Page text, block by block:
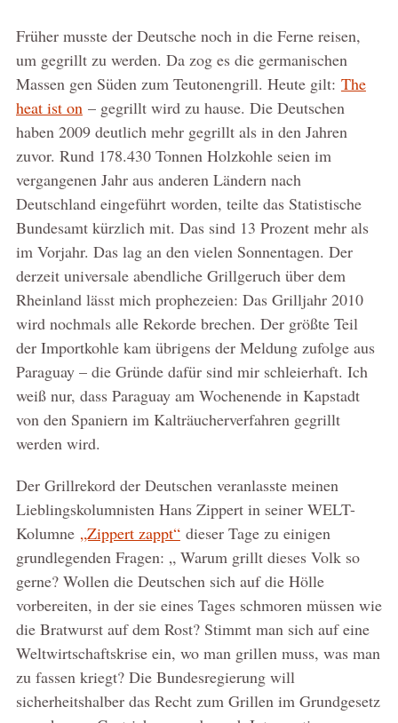
Früher musste der Deutsche noch in die Ferne reisen,
um gegrillt zu werden. Da zog es die germanischen
Massen gen Süden zum Teutonengrill. Heute gilt: The
heat ist on – gegrillt wird zu hause. Die Deutschen
haben 2009 deutlich mehr gegrillt als in den Jahren
zuvor. Rund 178.430 Tonnen Holzkohle seien im
vergangenen Jahr aus anderen Ländern nach
Deutschland eingeführt worden, teilte das Statistische
Bundesamt kürzlich mit. Das sind 13 Prozent mehr als
im Vorjahr. Das lag an den vielen Sonnentagen. Der
derzeit universale abendliche Grillgeruch über dem
Rheinland lässt mich prophezeien: Das Grilljahr 2010
wird nochmals alle Rekorde brechen. Der größte Teil
der Importkohle kam übrigens der Meldung zufolge aus
Paraguay – die Gründe dafür sind mir schleierhaft. Ich
weiß nur, dass Paraguay am Wochenende in Kapstadt
von den Spaniern im Kalträucherverfahren gegrillt
werden wird.
Der Grillrekord der Deutschen veranlasste meinen
Lieblingskolumnisten Hans Zippert in seiner WELT-
Kolumne „Zippert zappt“dieser Tage zu einigen
grundlegenden Fragen: „ Warum grillt dieses Volk so
gerne? Wollen die Deutschen sich auf die Hölle
vorbereiten, in der sie eines Tages schmoren müssen wie
die Bratwurst auf dem Rost? Stimmt man sich auf eine
Weltwirtschaftskrise ein, wo man grillen muss, was man
zu fassen kriegt? Die Bundesregierung will
sicherheitshalber das Recht zum Grillen im Grundgesetz